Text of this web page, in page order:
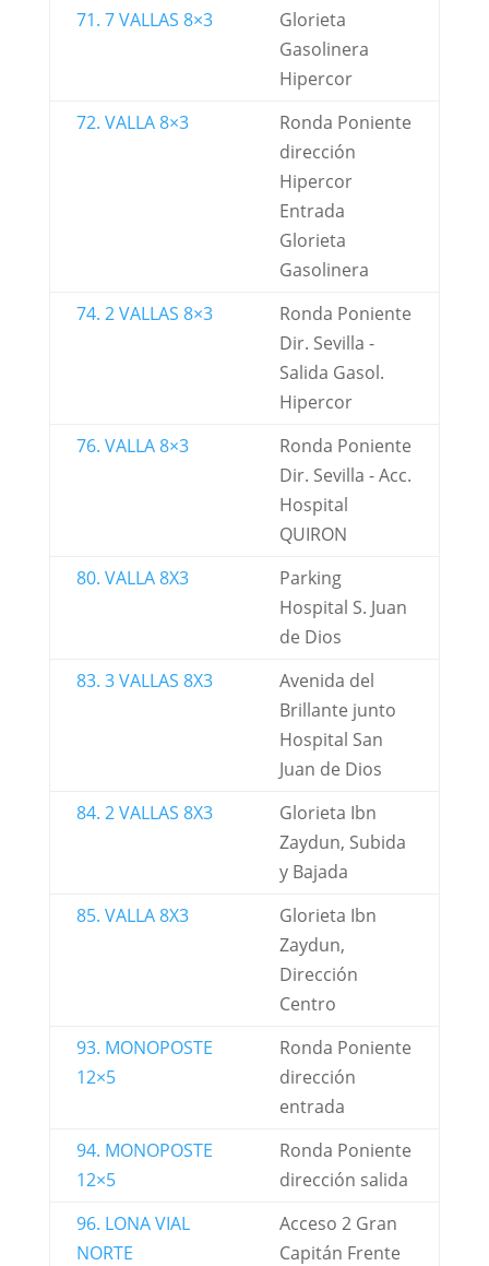
71. 7 VALLAS 8×3
Glorieta
Gasolinera
Hipercor
72. VALLA 8×3
Ronda Poniente
dirección
Hipercor
Entrada
Glorieta
Gasolinera
74. 2 VALLAS 8×3
Ronda Poniente
Dir. Sevilla -
Salida Gasol.
Hipercor
76. VALLA 8×3
Ronda Poniente
Dir. Sevilla - Acc.
Hospital
QUIRON
80. VALLA 8X3
Parking
Hospital S. Juan
de Dios
83. 3 VALLAS 8X3
Avenida del
Brillante junto
Hospital San
Juan de Dios
84. 2 VALLAS 8X3
Glorieta Ibn
Zaydun, Subida
y Bajada
85. VALLA 8X3
Glorieta Ibn
Zaydun,
Dirección
Centro
93. MONOPOSTE
12×5
Ronda Poniente
dirección
entrada
94. MONOPOSTE
12×5
Ronda Poniente
dirección salida
96. LONA VIAL
NORTE
Acceso 2 Gran
Capitán Frente